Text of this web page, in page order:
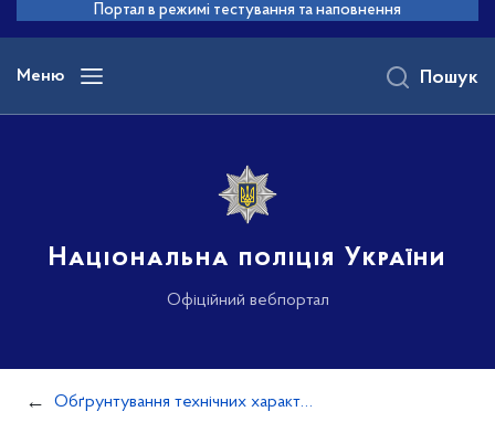
основного
вмісту
Портал в режимі тестування та наповнення
Меню
Національна поліція України
Офіційний вебпортал
Пошук
Обґрунтування технічних характеристик та очікуваної вартості закупівель